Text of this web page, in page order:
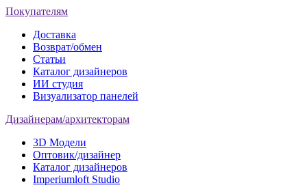
Покупателям
Доставка
Возврат/обмен
Статьи
Каталог дизайнеров
ИИ студия
Визуализатор панелей
Дизайнерам/архитекторам
3D Модели
Оптовик/дизайнер
Каталог дизайнеров
Imperiumloft Studio